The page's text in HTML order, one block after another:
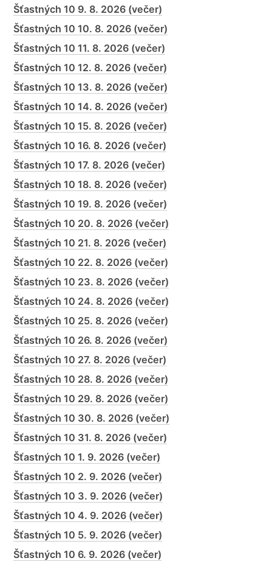
Šťastných 10 9. 8. 2026 (večer)
Šťastných 10 10. 8. 2026 (večer)
Šťastných 10 11. 8. 2026 (večer)
Šťastných 10 12. 8. 2026 (večer)
Šťastných 10 13. 8. 2026 (večer)
Šťastných 10 14. 8. 2026 (večer)
Šťastných 10 15. 8. 2026 (večer)
Šťastných 10 16. 8. 2026 (večer)
Šťastných 10 17. 8. 2026 (večer)
Šťastných 10 18. 8. 2026 (večer)
Šťastných 10 19. 8. 2026 (večer)
Šťastných 10 20. 8. 2026 (večer)
Šťastných 10 21. 8. 2026 (večer)
Šťastných 10 22. 8. 2026 (večer)
Šťastných 10 23. 8. 2026 (večer)
Šťastných 10 24. 8. 2026 (večer)
Šťastných 10 25. 8. 2026 (večer)
Šťastných 10 26. 8. 2026 (večer)
Šťastných 10 27. 8. 2026 (večer)
Šťastných 10 28. 8. 2026 (večer)
Šťastných 10 29. 8. 2026 (večer)
Šťastných 10 30. 8. 2026 (večer)
Šťastných 10 31. 8. 2026 (večer)
Šťastných 10 1. 9. 2026 (večer)
Šťastných 10 2. 9. 2026 (večer)
Šťastných 10 3. 9. 2026 (večer)
Šťastných 10 4. 9. 2026 (večer)
Šťastných 10 5. 9. 2026 (večer)
Šťastných 10 6. 9. 2026 (večer)